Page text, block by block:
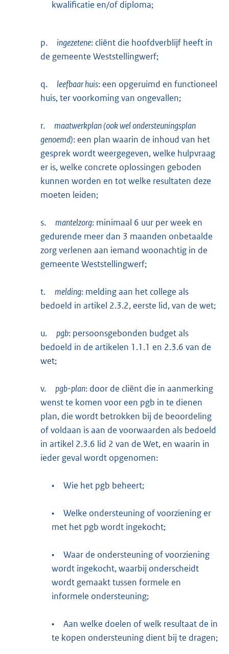
kwalificatie en/of diploma;
p. ingezetene: cliënt die hoofdverblijf heeft in
de gemeente Weststellingwerf;
q. leefbaar huis: een opgeruimd en functioneel
huis, ter voorkoming van ongevallen;
r.
maatwerkplan (ook wel ondersteuningsplan
genoemd): een plan waarin de inhoud van het
gesprek wordt weergegeven, welke hulpvraag
er is, welke concrete oplossingen geboden
kunnen worden en tot welke resultaten deze
moeten leiden;
s. mantelzorg: minimaal 6 uur per week en
gedurende meer dan 3 maanden onbetaalde
zorg verlenen aan iemand woonachtig in de
gemeente Weststellingwerf;
t. melding: melding aan het college als
bedoeld in artikel 2.3.2, eerste lid, van de wet;
u. pgb: persoonsgebonden budget als
bedoeld in de artikelen 1.1.1 en 2.3.6 van de
wet;
v. pgb-plan: door de cliënt die in aanmerking
wenst te komen voor een pgb in te dienen
plan, die wordt betrokken bij de beoordeling
of voldaan is aan de voorwaarden als bedoeld
in artikel 2.3.6 lid 2 van de Wet, en waarin in
ieder geval wordt opgenomen:
• Wie het pgb beheert;
•
Welke ondersteuning of voorziening er
met het pgb wordt ingekocht;
•
Waar de ondersteuning of voorziening
wordt ingekocht, waarbij onderscheidt
wordt gemaakt tussen formele en
informele ondersteuning;
•
Aan welke doelen of welk resultaat de in
te kopen ondersteuning dient bij te dragen;